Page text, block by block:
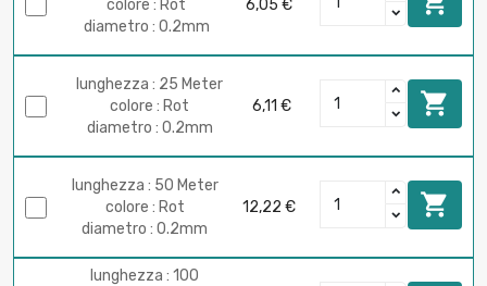
colore : Rot
diametro : 0.2mm
6,05 €
lunghezza : 25 Meter
colore : Rot
diametro : 0.2mm
6,11 € 
lunghezza : 50 Meter
colore : Rot
diametro : 0.2mm
12,22 € 
lunghezza : 100